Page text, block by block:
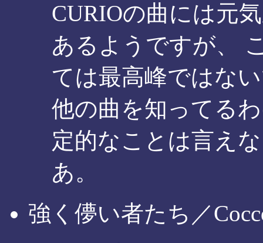
CURIOの曲には元
あるようですが、
ては最高峰ではな
他の曲を知ってる
定的なことは言え
あ。
強く儚い者たち／